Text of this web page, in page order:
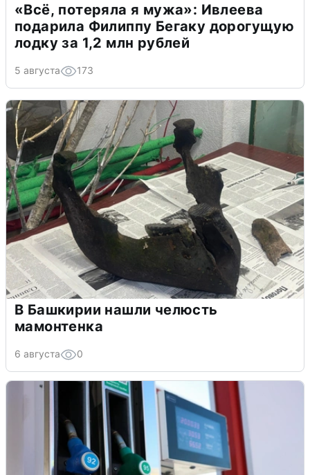
«Всё, потеряла я мужа»: Ивлеева
подарила Филиппу Бегаку дорогущую
лодку за 1,2 млн рублей
5 августа 173
В Башкирии нашли челюсть
мамонтенка
6 августа 0